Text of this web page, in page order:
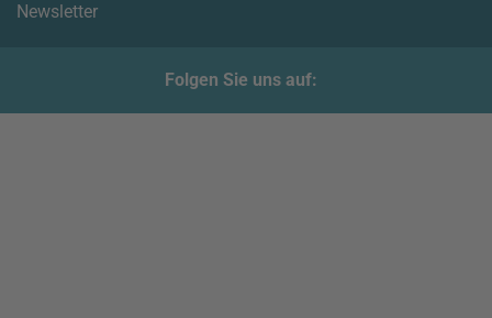
Newsletter
Folgen Sie uns auf: